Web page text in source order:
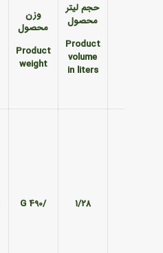
حجم لیتر
محصول
Product
volume
in liters
وزن
محصول
Product
weight
۱/۲۸ /490 G